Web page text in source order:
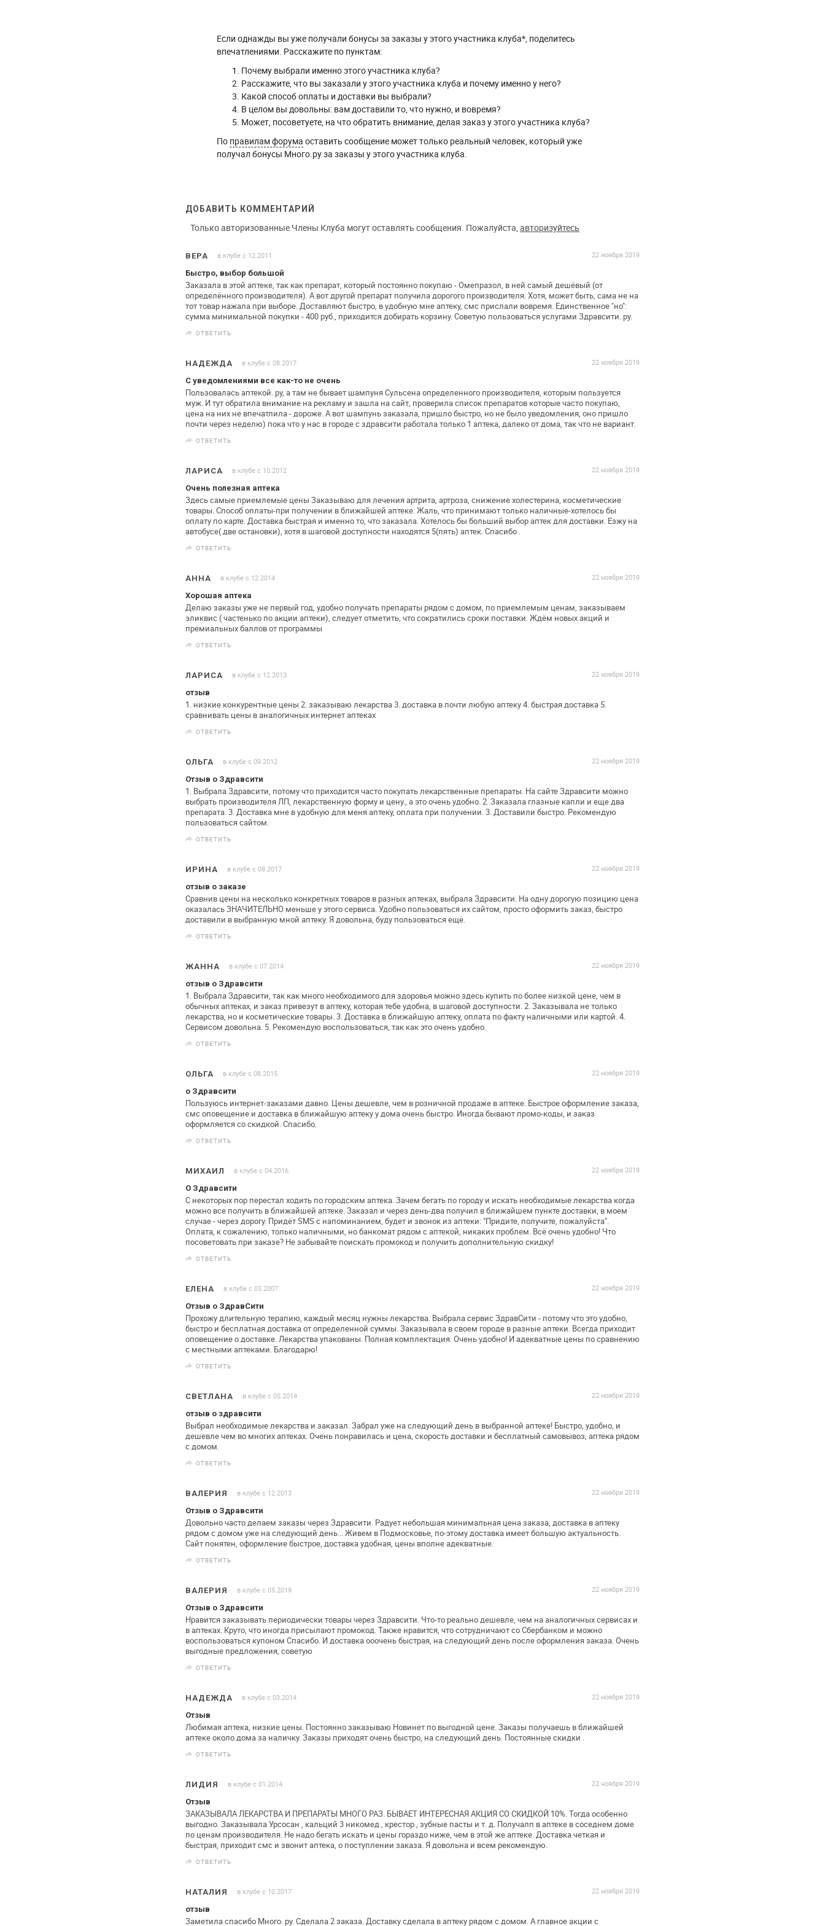
Если однажды вы уже получали бонусы за заказы у этого участника клуба*, поделитесь
впечатлениями. Расскажите по пунктам:
Почему выбрали именно этого участника клуба?
Расскажите, что вы заказали у этого участника клуба и почему именно у него?
Какой способ оплаты и доставки вы выбрали?
В целом вы довольны: вам доставили то, что нужно, и вовремя?
Может, посоветуете, на что обратить внимание, делая заказ у этого участника клуба?
По правилам форума оставить сообщение может только реальный человек, который уже
получал бонусы Много.ру за заказы у этого участника клуба.
ДОБАВИТЬ КОММЕНТАРИЙ
Только авторизованные Члены Клуба могут оставлять сообщения. Пожалуйста, авторизуйтесь
ВЕРА в клубе с 12.2011
22 ноября 2019
Быстро, выбор большой
Заказала в этой аптеке, так как препарат, который постоянно покупаю - Омепразол, в ней самый дешёвый (от
определённого производителя). А вот другой препарат получила дорогого производителя. Хотя, может быть, сама не на
тот товар нажала при выборе. Доставляют быстро, в удобную мне аптеку, смс прислали вовремя. Единственное "но":
сумма минимальной покупки - 400 руб., приходится добирать корзину. Советую пользоваться услугами Здравсити. ру.
ОТВЕТИТЬ
НАДЕЖДА в клубе с 08.2017
22 ноября 2019
С уведомлениями все как-то не очень
Пользовалась аптекой. ру, а там не бывает шампуня Сульсенаопределенного производителя, которым пользуется
муж. И тутобратила внимание на рекламу и зашла на сайт, провериласписок препаратов которые часто покупаю,
цена на них не впечатлила - дороже. А вот шампунь заказала, пришло быстро, но не было уведомления, оно пришло
почти через неделю) покачто у нас в городе с здравсити работала только 1 аптека, далеко от дома, так что не вариант.
ОТВЕТИТЬ
ЛАРИСА в клубе с 10.2012
22 ноября 2019
Очень полезная аптека
Здесь самые приемлемые цены Заказываю для лечения артрита, артроза, снижение холестерина, косметические
товары.Способ оплаты-при получении в ближайшей аптеке. Жаль, что принимают только наличные-хотелось бы
оплату по карте.Доставка быстрая и именно то, что заказала. Хотелось бы больший выбор аптек для доставки. Езжу на
автобусе( двеостановки), хотя в шаговой доступности находятся 5(пять) аптек. Спасибо .
ОТВЕТИТЬ
АННА в клубе с 12.2014
22 ноября 2019
Хорошая аптека
Делаю заказы уже не первый год, удобно получать препараты рядом с домом, по приемлемым ценам, заказываем
эликвис (частенько по акции аптеки), следует отметить, чтосократились сроки поставки. Ждём новых акций и
премиальныхбаллов от программы
ОТВЕТИТЬ
ЛАРИСА в клубе с 12.2013
22 ноября 2019
отзыв
1. низкие конкурентные цены 2. заказываю лекарства3. доставка в почти любую аптеку4. быстрая доставка 5.
сравнивать цены в аналогичных интернет аптеках
ОТВЕТИТЬ
ОЛЬГА в клубе с 09.2012
22 ноября 2019
Отзыв о Здравсити
1. Выбрала Здравсити, потому что приходится часто покупатьлекарственные препараты. На сайте Здравсити можно
выбрать производителя ЛП, лекарственную форму и цену., а это оченьудобно. 2. Заказала глазные капли и еще два
препарата. 3.Доставка мне в удобную для меня аптеку, оплата при получении. 3. Доставили быстро. Рекомендую
пользоватьсясайтом.
ОТВЕТИТЬ
ИРИНА в клубе с 08.2017
22 ноября 2019
отзыв о заказе
Сравнив цены на несколько конкретных товаров в разныхаптеках, выбрала Здравсити. На одну дорогую позицию цена
оказалась ЗНАЧИТЕЛЬНО меньше у этого сервиса. Удобно пользоваться их сайтом, просто оформить заказ, быстро
доставили в выбранную мной аптеку. Я довольна, буду пользоваться ещё.
ОТВЕТИТЬ
ЖАННА в клубе с 07.2014
22 ноября 2019
отзыв о Здравсити
1. Выбрала Здравсити, так как много необходимого дляздоровья можно здесь купить по более низкой цене, чем в
обычных аптеках, и заказ привезут в аптеку, которая тебеудобна, в шаговой доступности.2. Заказывала не только
лекарства, но и косметическиетовары.3. Доставка в ближайшую аптеку, оплата по факту наличными или картой.4.
Сервисом довольна. 5. Рекомендую воспользоваться, так как это очень удобно.
ОТВЕТИТЬ
ОЛЬГА в клубе с 08.2015
22 ноября 2019
о Здравсити
Пользуюсь интернет-заказами давно. Цены дешевле, чем в розничной продаже в аптеке. Быстрое оформление заказа,
смсоповещение и доставка в ближайшую аптеку у дома оченьбыстро. Иногда бывают промо-коды, и заказ
оформляется соскидкой. Спасибо.
ОТВЕТИТЬ
МИХАИЛ в клубе с 04.2016
22 ноября 2019
О Здравсити
С некоторых пор перестал ходить по городским аптека. Зачем бегать по городу и искать необходимые лекарства когда
можно все получить в ближайшей аптеке. Заказал и через день-два получил в ближайшем пункте доставки, в моем
случае - через дорогу. Придёт SMS с напоминанием, будет и звонок из аптеки:"Придите, получите, пожалуйста".
Оплата, к сожалению, только наличными, но банкомат рядом с аптекой, никаких проблем. Всёочень удобно! Что
посоветовать при заказе? Не забывайте поискать промокод и получить дополнительную скидку!
ОТВЕТИТЬ
ЕЛЕНА в клубе с 03.2007
22 ноября 2019
Отзыв о ЗдравСити
Прохожу длительную терапию, каждый месяц нужны лекарства. Выбрала сервис ЗдравСити - потому что это удобно,
быстро и бесплатная доставка от определенной суммы. Заказывала всвоем городе в разные аптеки. Всегда приходит
оповещение одоставке. Лекарства упакованы. Полная комплектация. Оченьудобно! И адекватные цены по сравнению
с местными аптеками. Благодарю!
ОТВЕТИТЬ
СВЕТЛАНА в клубе с 05.2014
22 ноября 2019
отзыв о здравсити
Выбрал необходимые лекарства и заказал. Забрал уже наследующий день в выбранной аптеке! Быстро, удобно, и
дешевлечем во многих аптеках. Очень понравилась и цена, скоростьдоставки и бесплатный самовывоз, аптека рядом
с домом.
ОТВЕТИТЬ
ВАЛЕРИЯ в клубе с 12.2013
22 ноября 2019
Отзыв о Здравсити
Довольно часто делаем заказы через Здравсити. Радует небольшая минимальная цена заказа, доставка в аптеку
рядом сдомом уже на следующий день... Живем в Подмосковье, по-этомудоставка имеет большую актуальность.
Сайт понятен, оформление быстрое, доставка удобная, цены вполнеадекватные.
ОТВЕТИТЬ
ВАЛЕРИЯ в клубе с 05.2019
22 ноября 2019
Отзыв о Здравсити
Нравится заказывать периодически товары через Здравсити. Что-то реально дешевле, чем на аналогичных сервисах и
ваптеках. Круто, что иногда присылают промокод. Также нравится, что сотрудничают со Сбербанком и можно
воспользоваться купоном Спасибо. И доставка ооочень быстрая, на следующий день после оформления заказа. Очень
выгодные предложения, советую
ОТВЕТИТЬ
НАДЕЖДА в клубе с 03.2014
22 ноября 2019
Отзыв
Любимая аптека, низкие цены. Постоянно заказываю Новинет по выгодной цене. Заказы получаешь в ближайшей
аптеке околодома за наличку. Заказы приходят очень быстро, на следующий день. Постоянные скидки .
ОТВЕТИТЬ
ЛИДИЯ в клубе с 01.2014
22 ноября 2019
Отзыв
ЗАКАЗЫВАЛА ЛЕКАРСТВА И ПРЕПАРАТЫ МНОГО РАЗ. БЫВАЕТ ИНТЕРЕСНАЯ АКЦИЯ СО СКИДКОЙ 10%. Тогда особенно
выгодно.Заказывала Урсосан , кальций 3 никомед , крестор , зубные пасты и т. д. Получалп в аптеке в соседнем доме
по ценам производителя. Не надо бегать искать и цены гораздо ниже, чем в этой же аптеке. Доставка четкая и
быстрая, приходитсмс и звонит аптека, о поступлении заказа. Я довольна и всем рекомендую.
ОТВЕТИТЬ
НАТАЛИЯ в клубе с 10.2017
22 ноября 2019
отзыв
Заметила спасибо Много. ру. Сделала 2 заказа. Доставкусделала в аптеку рядом с домом. А главное акции с